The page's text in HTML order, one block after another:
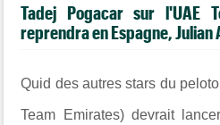
Tadej Pogacar sur l'UAE
reprendra en Espagne, Julian
Quid des autres stars du
Team Emirates) devrait